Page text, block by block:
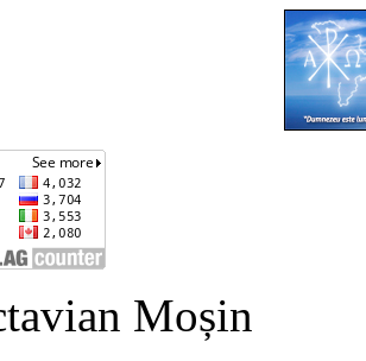
Moșin